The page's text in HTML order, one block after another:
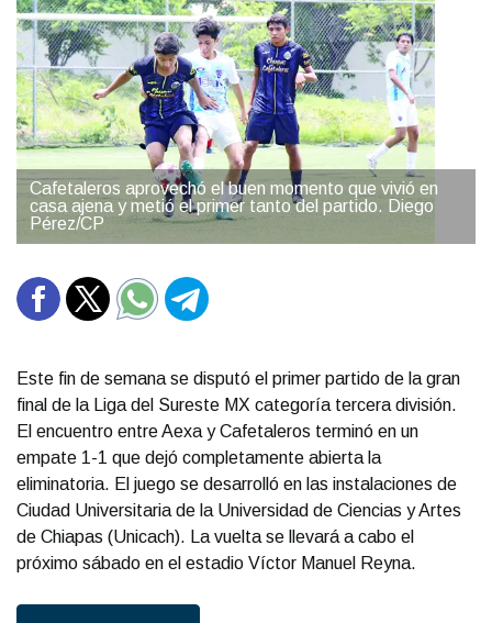
Cafetaleros aprovechó el buen momento que vivió en
casa ajena y metió el primer tanto del partido. Diego
Pérez/CP
Este fin de semana se disputó el primer partido de la gran
final de la Liga del Sureste MX categoría tercera división.
El encuentro entre Aexa y Cafetaleros terminó en un
empate 1-1 que dejó completamente abierta la
eliminatoria. El juego se desarrolló en las instalaciones de
Ciudad Universitaria de la Universidad de Ciencias y Artes
de Chiapas (Unicach). La vuelta se llevará a cabo el
próximo sábado en el estadio Víctor Manuel Reyna.